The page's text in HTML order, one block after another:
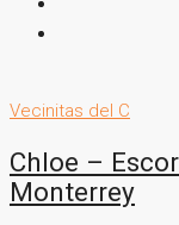
Vecinitas del C
Chloe –
Monterrey